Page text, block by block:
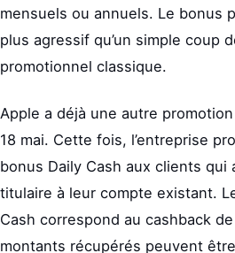
mensuels ou annuels. Le bonus
plus agressif qu’un simple coup
promotionnel classique.
Apple a déjà une autre promotion
18 mai. Cette fois, l’entreprise
bonus Daily Cash aux clients
titulaire à leur compte existant.
Cash correspond au cashback de
montants récupérés peuvent